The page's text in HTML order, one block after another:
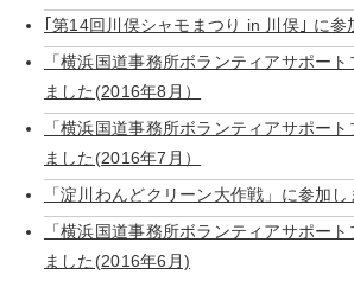
｢第14回川俣シャモまつり in 川俣｣ に参
「横浜国道事務所ボランティアサポー
ました(2016年8月）
「横浜国道事務所ボランティアサポー
ました(2016年7月）
「淀川わんどクリーン大作戦」に参加し
「横浜国道事務所ボランティアサポー
ました(2016年6月)